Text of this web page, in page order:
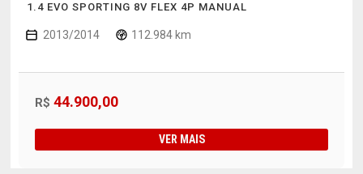
1.4 EVO SPORTING 8V FLEX 4P MANUAL
2013/2014 112.984 km
R$ 44.900,00
VER MAIS